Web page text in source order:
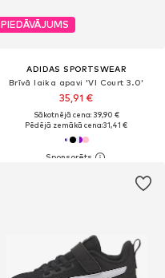
PIEDĀVĀJUMS
ADIDAS SPORTSWEAR
Brīvā laika apavi 'Vl Court 3.0'
35,91 €
Sākotnējā cena: 39,90 €
Pēdējā zemākā cena:31,41 €